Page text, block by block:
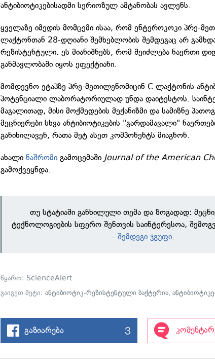
ანტიბიოტიკებისადმი სერიოზულ ამტანობას ავლენს.
ყველაზე იმედის მომცემი ისაა, რომ ენტეროკოკი პრე-
ლაქტონთან 28-დღიანი შემხებლობის შემდეგაც არ
რეზისტენტული. ეს მიანიშნებს, რომ შეიძლება ნაერთი
განმავლობაში იყოს ეფექტიანი.
მომდევნო ეტაპზე პრე-მეთილენომიცინ C ლაქტონის
პოტენციალი ლაბორატორიულად უნდა დაიტესტოს.
მაგალითად, მისი მოქმედების მექანიზმი და სამიზნე
მეცნიერები სხვა ანტიბიოტიკების "გარდამავალი"
განიხილავენ, რათა მეტ ასეთ კომპონენტს მიაგნონ.
ახალინაშრომი გამოცემაში Journal of the American
გამოქვეყნდა.
თუ სტატიაში განხილული თემა და ზოგადად:
ტექნოლოგიების სფერო შენთვის საინტერესოა,
–შემდეგი ჯგუფი.
წყარო: ScienceAlert
გაიგეთ მეტი:ანტიბიოტიკ-რეზისტენტული ბაქტერია,
გაზიარება 3